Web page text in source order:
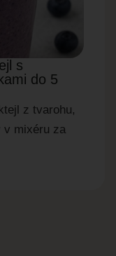
s
do 5
z tvarohu,
v mixéru za